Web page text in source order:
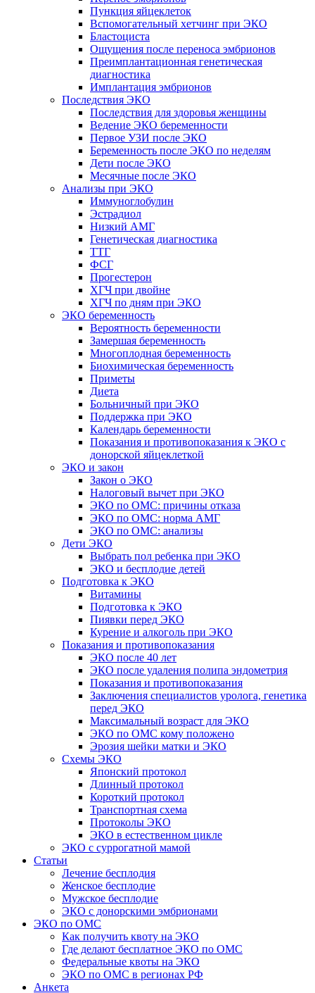
Пункция яйцеклеток
Вспомогательный хетчинг при ЭКО
Бластоциста
Ощущения после переноса эмбрионов
Преимплантационная генетическая
диагностика
Имплантация эмбрионов
Последствия ЭКО
Последствия для здоровья женщины
Ведение ЭКО беременности
Первое УЗИ после ЭКО
Беременность после ЭКО по неделям
Дети после ЭКО
Месячные после ЭКО
Анализы при ЭКО
Иммуноглобулин
Эстрадиол
Низкий АМГ
Генетическая диагностика
ТТГ
ФСГ
Прогестерон
ХГЧ при двойне
ХГЧ по дням при ЭКО
ЭКО беременность
Вероятность беременности
Замершая беременность
Многоплодная беременность
Биохимическая беременность
Приметы
Диета
Больничный при ЭКО
Поддержка при ЭКО
Календарь беременности
Показания и противопоказания к ЭКО с
донорской яйцеклеткой
ЭКО и закон
Закон о ЭКО
Налоговый вычет при ЭКО
ЭКО по ОМС: причины отказа
ЭКО по ОМС: норма АМГ
ЭКО по ОМС: анализы
Дети ЭКО
Выбрать пол ребенка при ЭКО
ЭКО и бесплодие детей
Подготовка к ЭКО
Витамины
Подготовка к ЭКО
Пиявки перед ЭКО
Курение и алкоголь при ЭКО
Показания и противопоказания
ЭКО после 40 лет
ЭКО после удаления полипа эндометрия
Показания и противопоказания
Заключения специалистов уролога, генетика
перед ЭКО
Максимальный возраст для ЭКО
ЭКО по ОМС кому положено
Эрозия шейки матки и ЭКО
Схемы ЭКО
Японский протокол
Длинный протокол
Короткий протокол
Транспортная схема
Протоколы ЭКО
ЭКО в естественном цикле
ЭКО с суррогатной мамой
Статьи
Лечение бесплодия
Женское бесплодие
Мужское бесплодие
ЭКО с донорскими эмбрионами
ЭКО по ОМС
Как получить квоту на ЭКО
Где делают бесплатное ЭКО по ОМС
Федеральные квоты на ЭКО
ЭКО по ОМС в регионах РФ
Анкета